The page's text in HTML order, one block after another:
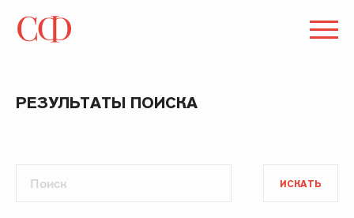
РЕЗУЛЬТАТЫ ПОИСКА
ИСКАТЬ